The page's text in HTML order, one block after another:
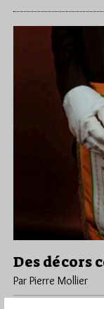
Des décors
Par Pierre Mollier